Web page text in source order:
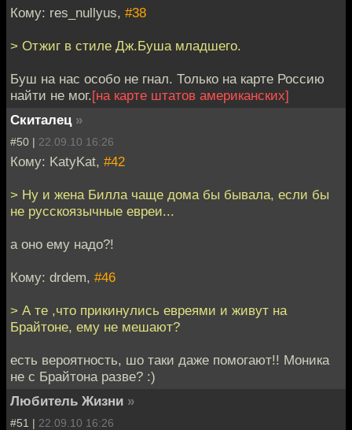
Кому: res_nullyus, #38
> Отжиг в стиле Дж.Буша младшего.
Буш на нас особо не гнал. Только на карте Россию
найти не мог.[на карте штатов американских]
Скиталец »
#50 | 22.09.10 16:26
Кому: KatyKat, #42
> Ну и жена Билла чаще дома бы бывала, если бы
не русскоязычные евреи...
а оно ему надо?!
Кому: drdem, #46
> А те ,что прикинулись евреями и живут на
Брайтоне, ему не мешают?
есть вероятность, шо таки даже помогают!! Моника
не с Брайтона разве? :)
Любитель Жизни »
#51 | 22.09.10 16:26